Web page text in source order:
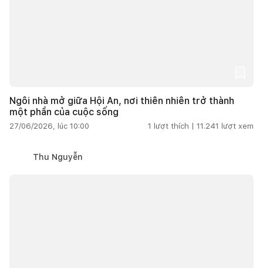
Ngôi nhà mở giữa Hội An, nơi thiên nhiên trở thành
một phần của cuộc sống
27/06/2026, lúc 10:00 1 lượt thích | 11.241 lượt xem
Thu Nguyễn